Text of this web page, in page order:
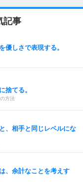
記事
優しさで表現する。
捨てる。
方法
、相手と同じレベルにな
、余計なことを考えす